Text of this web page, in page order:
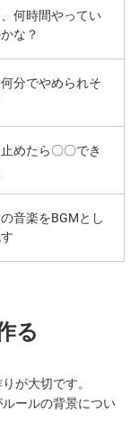
何時間やってい
な？
分でやめられそ
めたら〇〇でき
音楽をBGMとし
る
が大切です。
ルールの背景につい